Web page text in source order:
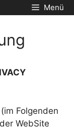
Menü
Folgenden
WebSite